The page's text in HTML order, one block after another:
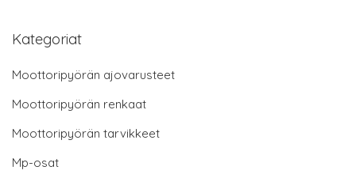
Kategoriat
Moottoripyörän ajovarusteet
Moottoripyörän renkaat
Moottoripyörän tarvikkeet
Mp-osat